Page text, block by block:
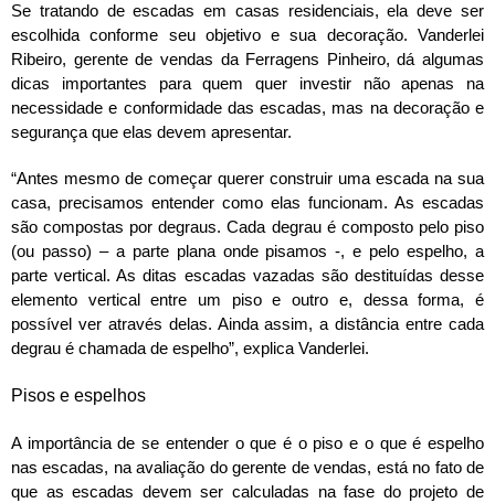
Se tratando de escadas em casas residenciais, ela deve ser
escolhida conforme seu objetivo e sua decoração. Vanderlei
Ribeiro, gerente de vendas da Ferragens Pinheiro, dá algumas
dicas importantes para quem quer investir não apenas na
necessidade e conformidade das escadas, mas na decoração e
segurança que elas devem apresentar.
“Antes mesmo de começar querer construir uma escada na sua
casa, precisamos entender como elas funcionam. As escadas
são compostas por degraus. Cada degrau é composto pelo piso
(ou passo) – a parte plana onde pisamos -, e pelo espelho, a
parte vertical. As ditas escadas vazadas são destituídas desse
elemento vertical entre um piso e outro e, dessa forma, é
possível ver através delas. Ainda assim, a distância entre cada
degrau é chamada de espelho”, explica Vanderlei.
Pisos e espelhos
A importância de se entender o que é o piso e o que é espelho
nas escadas, na avaliação do gerente de vendas, está no fato de
que as escadas devem ser calculadas na fase do projeto de